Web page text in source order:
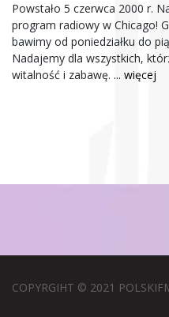
Powstało 5 czerwca 2000 r.
program radiowy w Chicago!
bawimy od poniedziałku do
Nadajemy dla wszystkich,
witalność i zabawę. ... więcej
COPYRGIHT © 2021